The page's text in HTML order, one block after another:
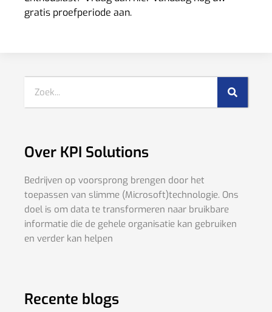
gratis proefperiode aan.
Over KPI Solutions
Bedrijven op voorsprong brengen door het
toepassen van slimme (Microsoft)technologie. Ons
doel is om data te transformeren naar bruikbare
informatie die de gehele organisatie kan gebruiken
en verder kan helpen
Recente blogs